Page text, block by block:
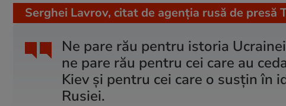
Ne pare rău pentru istoria
ne pare rău pentru cei care au
Kiev şi pentru cei care o susţin în
Rusiei.
Serghei Lavrov, citat de agenția rusă de presă